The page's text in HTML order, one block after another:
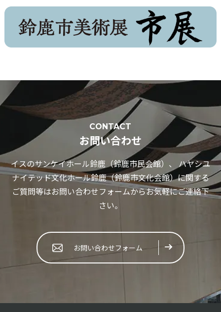
CONTACT
お問い合わせ
イスのサンケイホール鈴鹿（鈴鹿市民会館）、 ハヤシユ
ナイテッド文化ホール鈴鹿（鈴鹿市文化会館）に関する
ご質問等はお問い合わせフォームからお気軽にご連絡下
さい。
お問い合わせフォーム